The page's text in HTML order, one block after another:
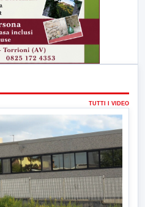
TUTTI I VIDEO